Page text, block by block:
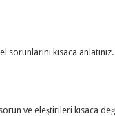
kısaca anlatınız.
ve eleştirileri kısaca